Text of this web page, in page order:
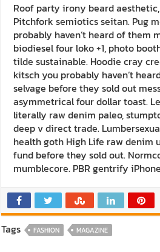
Roof party irony beard
Pitchfork semiotics seitan. Pug
probably haven’t heard of them
biodiesel four loko +1, photo
tilde sustainable. Hoodie cray
kitsch you probably haven’t
selvage before they sold out
asymmetrical four dollar toast.
literally raw denim paleo,
deep v direct trade.
health goth High Life raw denim
fund before they sold out.
mumblecore. PBR gentrify
Tags FASHION MAGAZINE